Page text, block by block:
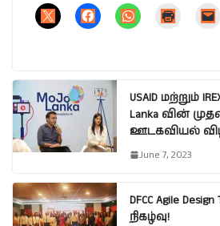
USAID மற்றும்
Lanka வின்
ஊடகவியல்
June 7, 2023
DFCC Agile
நிகழ்வு!